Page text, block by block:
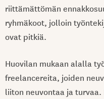
riittämättömän
ryhmäkoot, jolloin
ovat pitkiä.
Huovilan mukaan alalla
freelancereita, joiden
liiton neuvontaa ja